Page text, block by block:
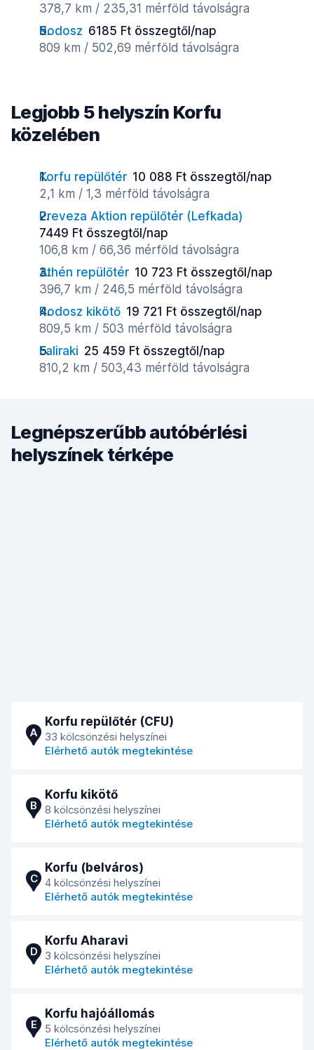
378,7 km / 235,31 mérföld távolságra
Rodosz 6185 Ft összegtől/nap
809 km / 502,69 mérföld távolságra
Legjobb 5 helyszín Korfu
közelében
Korfu repülőtér 10 088 Ft összegtől/nap
2,1 km / 1,3 mérföld távolságra
Preveza Aktion repülőtér (Lefkada)
7449 Ft összegtől/nap
106,8 km / 66,36 mérföld távolságra
Athén repülőtér 10 723 Ft összegtől/nap
396,7 km / 246,5 mérföld távolságra
Rodosz kikötő 19 721 Ft összegtől/nap
809,5 km / 503 mérföld távolságra
Faliraki 25 459 Ft összegtől/nap
810,2 km / 503,43 mérföld távolságra
Legnépszerűbb autóbérlési
helyszínek térképe
A
Korfu repülőtér (CFU)
33 kölcsönzési helyszínei
Elérhető autók megtekintése
B
Korfu kikötő
8 kölcsönzési helyszínei
Elérhető autók megtekintése
C
Korfu (belváros)
4 kölcsönzési helyszínei
Elérhető autók megtekintése
D
Korfu Aharavi
3 kölcsönzési helyszínei
Elérhető autók megtekintése
E
Korfu hajóállomás
5 kölcsönzési helyszínei
Elérhető autók megtekintése